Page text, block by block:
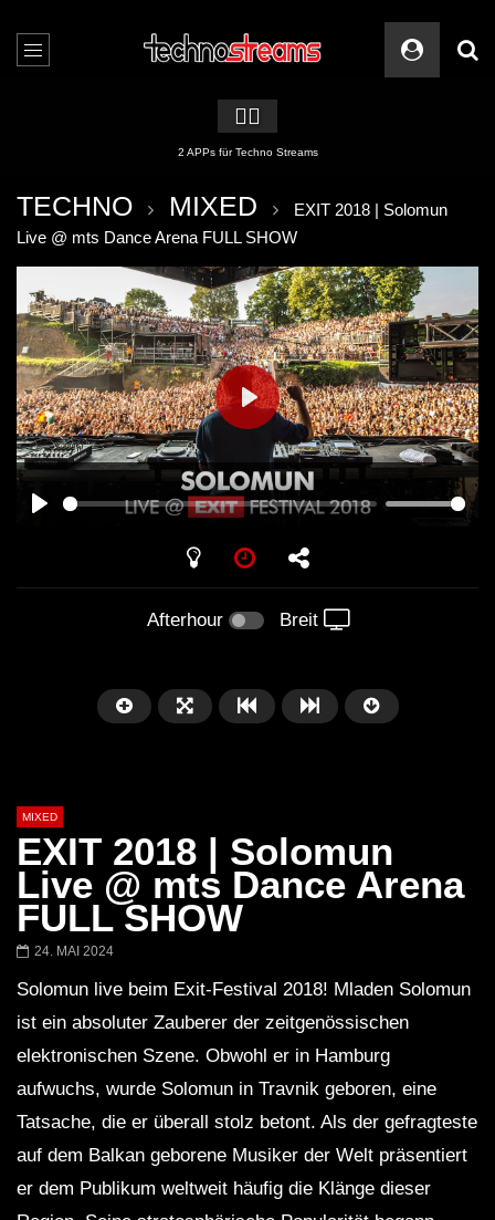
🏳️‍🌈
2 APPs für Techno Streams
TECHNO MIXED
EXIT 2018 | Solomun
Live @ mts Dance Arena FULL SHOW
PLAY
Afterhour Breit
FuturFestival 2024
FESTIVAL
LUCA DEA
MIXED
EXIT 2018 | Solomun
Live @ mts Dance Arena
FULL SHOW
24. MAI 2024
Solomun live beim Exit-Festival 2018! Mladen Solomun
ist ein absoluter Zauberer der zeitgenössischen
elektronischen Szene. Obwohl er in Hamburg
aufwuchs, wurde Solomun in Travnik geboren, eine
Tatsache, die er überall stolz betont. Als der gefragteste
auf dem Balkan geborene Musiker der Welt präsentiert
er dem Publikum weltweit häufig die Klänge dieser